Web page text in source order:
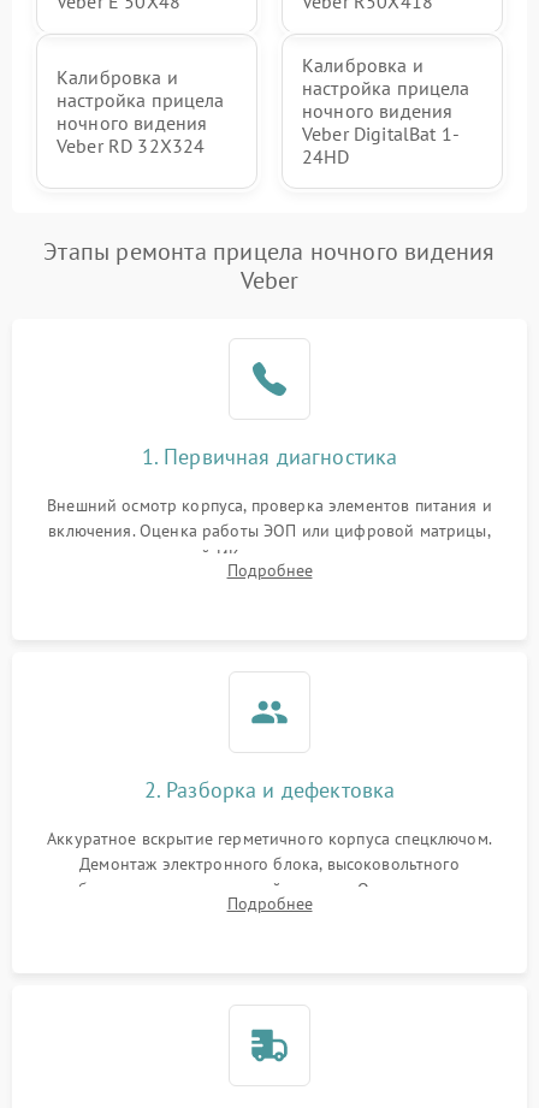
Калибровка и
настройка прицела
ночного видения
Veber RD 32X324
Калибровка и
настройка прицела
ночного видения
Veber DigitalBat 1-
24HD
Этапы ремонта прицела ночного видения
Veber
1. Первичная диагностика
Внешний осмотр корпуса, проверка элементов питания и
включения. Оценка работы ЭОП или цифровой матрицы,
проверка встроенной ИК-подсветки и механизма выверки
прицельной сетки. Выявление видимых дефектов оптики и
Подробнее
2. Разборка и дефектовка
Аккуратное вскрытие герметичного корпуса спецключом.
Демонтаж электронного блока, высоковольтного
преобразователя и оптической системы. Осмотр контактов
на окисление и проверка целостности уплотнительных
Подробнее